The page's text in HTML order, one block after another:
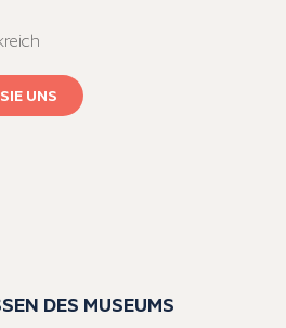
UNS
DES MUSEUMS